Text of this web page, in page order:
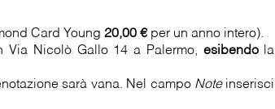
Card Young20,00 €per un anno intero).
Nicolò Gallo 14 a Palermo, esibendola
sarà vana. Nel campo Noteinserisci